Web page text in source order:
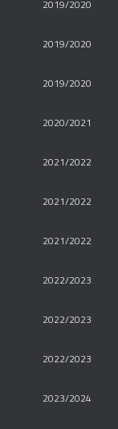
2019/2020
2019/2020
2019/2020
2020/2021
2021/2022
2021/2022
2021/2022
2022/2023
2022/2023
2022/2023
2023/2024